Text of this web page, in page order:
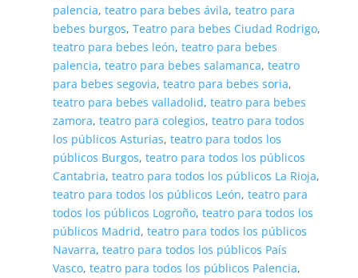
palencia, teatro para bebes ávila, teatro para
bebes burgos, Teatro para bebes Ciudad Rodrigo,
teatro para bebes león, teatro para bebes
palencia, teatro para bebes salamanca, teatro
para bebes segovia, teatro para bebes soria,
teatro para bebes valladolid, teatro para bebes
zamora, teatro para colegios, teatro para todos
los públicos Asturias, teatro para todos los
públicos Burgos, teatro para todos los públicos
Cantabria, teatro para todos los públicos La Rioja,
teatro para todos los públicos León, teatro para
todos los públicos Logroño, teatro para todos los
públicos Madrid, teatro para todos los públicos
Navarra, teatro para todos los públicos País
Vasco, teatro para todos los públicos Palencia,